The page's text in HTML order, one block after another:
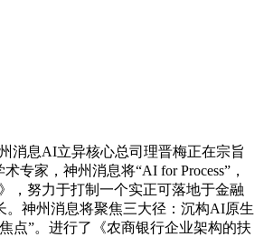
息AI立异核心总司理晋梅正在宗旨
家，神州消息将“AI for Process”，
，努力于打制一个实正可落地于金融
。神州消息将聚焦三大径：沉构AI原生
点”。进行了《农商银行企业架构的扶